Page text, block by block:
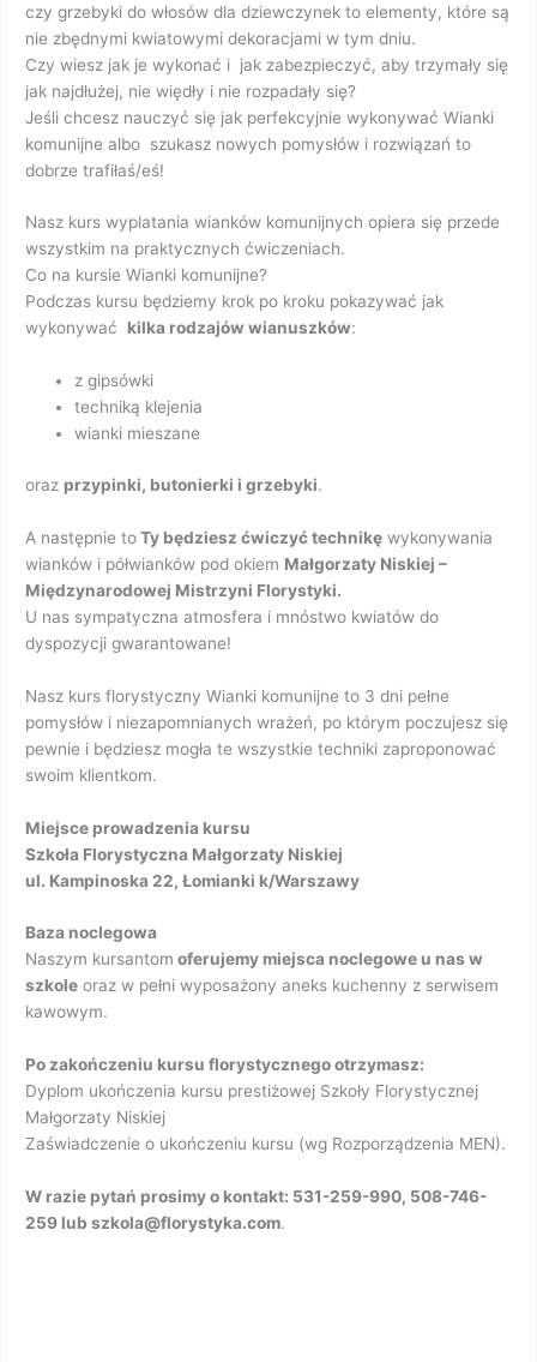
czy grzebyki do włosów dla dziewczynek to elementy, które są
nie zbędnymi kwiatowymi dekoracjami w tym dniu.
Czy wiesz jak je wykonać i jak zabezpieczyć, aby trzymały się
jak najdłużej, nie więdły i nie rozpadały się?
Jeśli chcesz nauczyć się jak perfekcyjnie wykonywać Wianki
komunijne albo szukasz nowych pomysłów i rozwiązań to
dobrze trafiłaś/eś!
Nasz kurs wyplatania wianków komunijnych opiera się przede
wszystkim na praktycznych ćwiczeniach.
Co na kursie Wianki komunijne?
Podczas kursu będziemy krok po kroku pokazywać jak
wykonywać kilka rodzajów wianuszków:
z gipsówki
techniką klejenia
wianki mieszane
oraz przypinki, butonierki i grzebyki.
A następnie toTy będziesz ćwiczyć technikę wykonywania
wianków i półwianków pod okiem Małgorzaty Niskiej –
Międzynarodowej Mistrzyni Florystyki.
U nas sympatyczna atmosfera i mnóstwo kwiatów do
dyspozycji gwarantowane!
Nasz kurs florystyczny Wianki komunijne to 3 dni pełne
pomysłów i niezapomnianych wrażeń, po którym poczujesz się
pewnie i będziesz mogła te wszystkie techniki zaproponować
swoim klientkom.
Miejsce prowadzenia kursu
Szkoła Florystyczna Małgorzaty Niskiej
ul. Kampinoska 22, Łomianki k/Warszawy
Baza noclegowa
Naszym kursantom oferujemy miejsca noclegowe u nas w
szkole oraz w pełni wyposażony aneks kuchenny z serwisem
kawowym.
Po zakończeniu kursu florystycznego otrzymasz:
Dyplom ukończenia kursu prestiżowej Szkoły Florystycznej
Małgorzaty Niskiej
Zaświadczenie o ukończeniu kursu (wg Rozporządzenia MEN).
W razie pytań prosimy o kontakt: 531-259-990, 508-746-
259 lub szkola@florystyka.com.